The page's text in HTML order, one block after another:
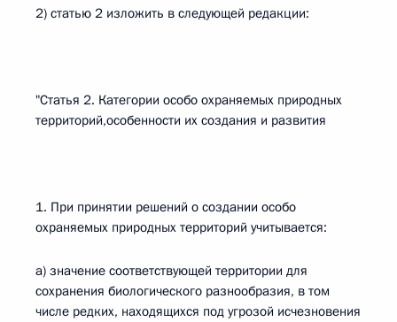
2) статью 2 изложить в следующей редакции:
"Статья 2. Категории особо охраняемых природных
территорий,особенности их создания и развития
1. При принятии решений о создании особо
охраняемых природных территорий учитывается:
а) значение соответствующей территории для
сохранения биологического разнообразия, в том
числе редких, находящихся под угрозой исчезновения